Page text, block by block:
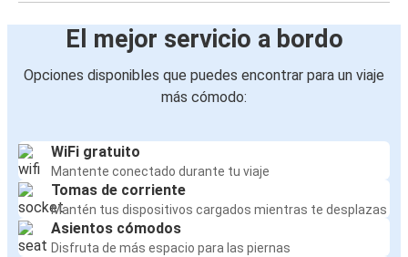
El mejor servicio a bordo
Opciones disponibles que puedes encontrar para un viaje
más cómodo:
WiFi gratuito
Mantente conectado durante tu viaje
Tomas de corriente
Mantén tus dispositivos cargados mientras te desplazas
Asientos cómodos
Disfruta de más espacio para las piernas